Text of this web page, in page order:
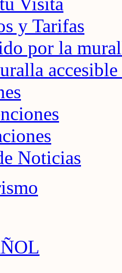
y Tarifas
por la
accesible
Noticias